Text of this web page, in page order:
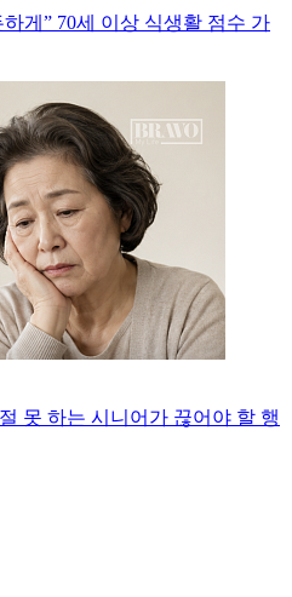
게” 70세 이상 식생활 점수 가
못 하는 시니어가 끊어야 할 행